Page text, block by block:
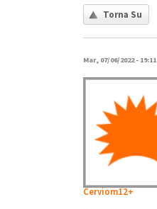
Torna Su
Mar, 07/06/2022 - 19:11
Cerviom12+